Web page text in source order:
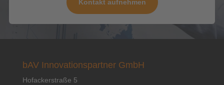
Kontakt aufnehmen
bAV Innovationspartner GmbH
Hofackerstraße 5